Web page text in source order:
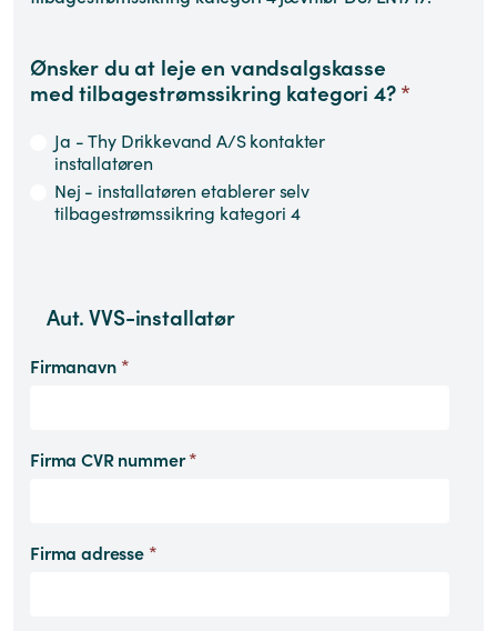
Ønsker du at leje en vandsalgskasse
med tilbagestrømssikring kategori 4?*
Ja - Thy Drikkevand A/S kontakter
installatøren
Nej - installatøren etablerer selv
tilbagestrømssikring kategori 4
Aut. VVS-installatør
Firmanavn *
Firma CVR nummer*
Firma adresse *